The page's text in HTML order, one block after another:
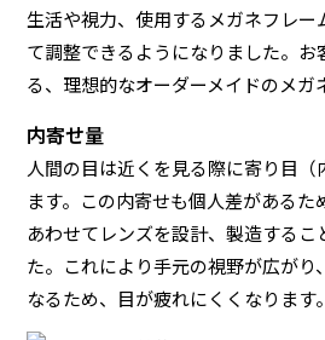
生活や視力、使用するメガネフレー
て調整できるようになりました。お
る、理想的なオーダーメイドのメガ
内寄せ量
人間の目は近くを見る際に寄り目（
ます。この内寄せも個人差があるた
あわせてレンズを設計、製造するこ
た。これにより手元の視野が広がり
なるため、目が疲れにくくなります。